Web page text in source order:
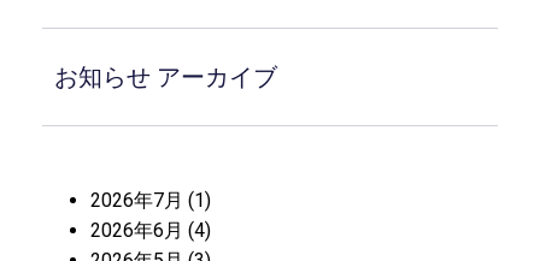
お知らせ アーカイブ
2026年7月 (1)
2026年6月 (4)